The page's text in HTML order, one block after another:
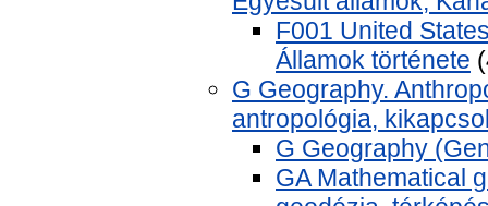
F001 United
Államok története
G Geography.
antropológia,
G Geography
GA Mathematical